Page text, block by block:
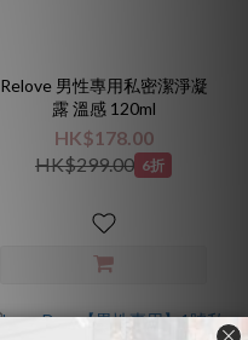
Relove 男性專用私密潔淨凝
露 溫感 120ml
HK$178.00
HK$299.00 6折